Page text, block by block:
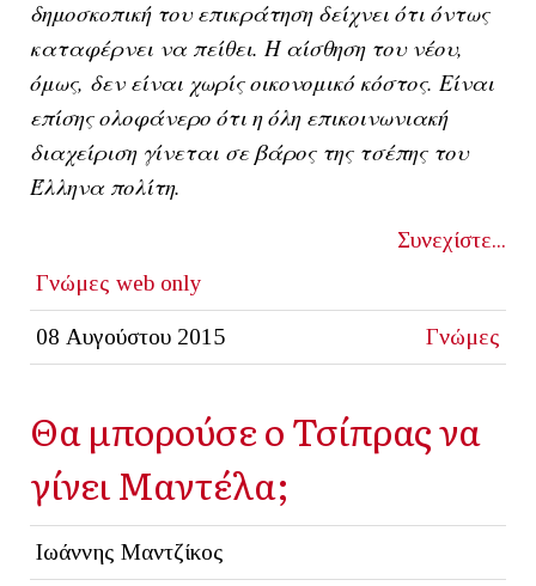
δημοσκοπική του επικράτηση δείχνει ότι όντως
καταφέρνει να πείθει. Η αίσθηση του νέου,
όμως, δεν είναι χωρίς οικονομικό κόστος. Είναι
επίσης ολοφάνερο ότι η όλη επικοινωνιακή
διαχείριση γίνεται σε βάρος της τσέπης του
Έλληνα πολίτη.
Συνεχίστε...
Γνώμες web only
08 Αυγούστου 2015 Γνώμες
Θα μπορούσε ο Τσίπρας να
γίνει Μαντέλα;
Ιωάννης Μαντζίκος